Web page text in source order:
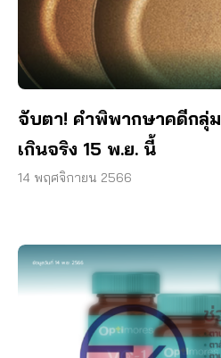
จับตา! คำพิพากษาคดีกลุ่ม
เกินจริง 15 พ.ย. นี้
14 พฤศจิกายน 2566